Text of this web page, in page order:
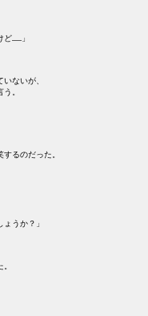
……」
ないが、
。
るのだった。
うか？」